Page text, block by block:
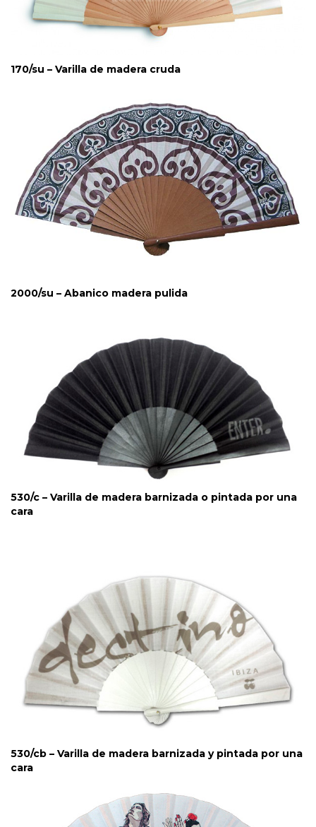
170/su – Varilla de madera cruda
2000/su – Abanico madera pulida
530/c – Varilla de madera barnizada o pintada por una
cara
530/cb – Varilla de madera barnizada y pintada por una
cara